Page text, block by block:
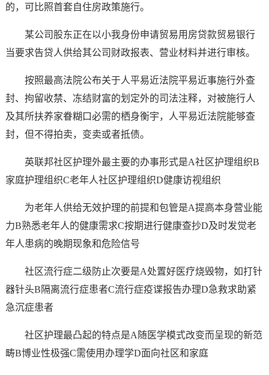
的，可比照首套自住房政策施行。
某公司股东正在以小我身份申请贸易用房贷款贸易银行
当要求告贷人供给其公司财政报表、营业材料并进行审核。
按照最高法院公布关于人平易近法院平易近事施行外查
封、拘留收禁、冻结财富的划定外的司法注释，对被施行人
及其所扶养家眷糊口必需的栖身衡宇，人平易近法院能够查
封，但不得拍卖，变卖或者抵债。
英联邦社区护理外最主要的办事形式是A社区护理组织B
家庭护理组织C老年人社区护理组织D健康访视组织
为老年人供给无效护理的前提和包管是A提高本身营业能
力B熟悉老年人的健康需求C按期进行健康查抄D及时发觉老
年人患病的晚期现象和危险信号
社区流行症二级防止次要是A处置好医疗烧毁物，如打针
器针头B隔离流行症患者C流行症疫谍报告办理D急救求助紧
急沉症患者
社区护理最凸起的特点是A随医学模式改变而呈现的新范
畴B博业性极强C需使用办理学D面向社区和家庭